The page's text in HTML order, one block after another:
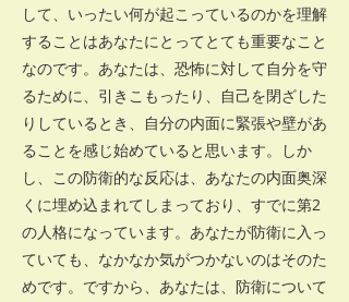
して、いったい何が起こっているのかを理解
することはあなたにとってとても重要なこと
なのです。あなたは、恐怖に対して自分を守
るために、引きこもったり、自己を閉ざした
りしているとき、自分の内面に緊張や壁があ
ることを感じ始めていると思います。しか
し、この防衛的な反応は、あなたの内面奥深
くに埋め込まれてしまっており、すでに第2
の人格になっています。あなたが防衛に入っ
ていても、なかなか気がつかないのはそのた
めです。ですから、あなたは、防衛について